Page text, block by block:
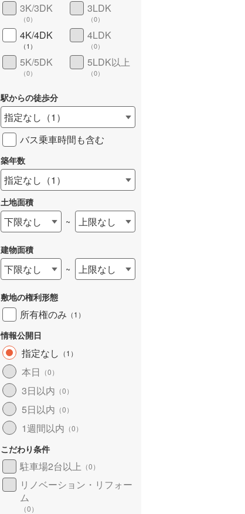
3K/3DK
（0）
3LDK
（0）
4K/4DK
（1 ）
4LDK
（0）
5K/5DK
（0）
5LDK以上
（0）
駅からの徒歩分
指定なし （1 ）
バス乗車時間も含む
築年数
指定なし （1 ）
土地面積
下限なし ~ 上限なし
建物面積
下限なし ~ 上限なし
敷地の権利形態
所有権のみ （1 ）
情報公開日
指定なし （1 ）
本日 （0）
3日以内 （0）
5日以内 （0）
1週間以内 （0）
こだわり条件
駐車場2台以上 （0）
リノベーション・リフォー
ム
（0）
詳しく見る